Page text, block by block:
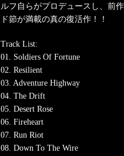
ルフ自らがプロデュースし、前
ド節が満載の真の復活作！！
Track List:
01. Soldiers Of Fortune
02. Resilient
03. Adventure Highway
04. The Drift
05. Desert Rose
06. Fireheart
07. Run Riot
08. Down To The Wire